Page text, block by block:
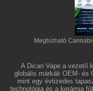
Megbízható
A Dican Vape a vezető
globális márkák OEM- és
mint egy évtizedes
technológia és a kerámia